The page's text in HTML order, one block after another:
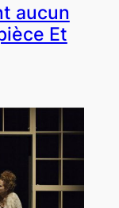
aucun
Et